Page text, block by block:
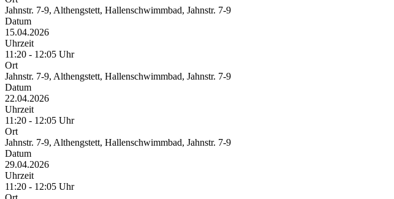
Jahnstr. 7-9, Althengstett, Hallenschwimmbad, Jahnstr. 7-9
Datum
15.04.2026
Uhrzeit
11:20 - 12:05 Uhr
Ort
Jahnstr. 7-9, Althengstett, Hallenschwimmbad, Jahnstr. 7-9
Datum
22.04.2026
Uhrzeit
11:20 - 12:05 Uhr
Ort
Jahnstr. 7-9, Althengstett, Hallenschwimmbad, Jahnstr. 7-9
Datum
29.04.2026
Uhrzeit
11:20 - 12:05 Uhr